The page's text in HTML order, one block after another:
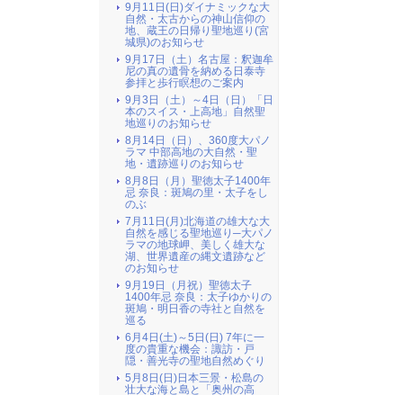
9月11日(日)ダイナミックな大
自然・太古からの神山信仰の
地、蔵王の日帰り聖地巡り(宮
城県)のお知らせ
9月17日（土）名古屋：釈迦牟
尼の真の遺骨を納める日泰寺
参拝と歩行瞑想のご案内
9月3日（土）～4日（日）「日
本のスイス・上高地」自然聖
地巡りのお知らせ
8月14日（日）、360度大パノ
ラマ 中部高地の大自然・聖
地・遺跡巡りのお知らせ
8月8日（月）聖徳太子1400年
忌 奈良：斑鳩の里・太子をし
のぶ
7月11日(月)北海道の雄大な大
自然を感じる聖地巡り─大パノ
ラマの地球岬、美しく雄大な
湖、世界遺産の縄文遺跡など
のお知らせ
9月19日（月祝）聖徳太子
1400年忌 奈良：太子ゆかりの
斑鳩・明日香の寺社と自然を
巡る
6月4日(土)～5日(日) 7年に一
度の貴重な機会：諏訪・戸
隠・善光寺の聖地自然めぐり
5月8日(日)日本三景・松島の
壮大な海と島と「奥州の高